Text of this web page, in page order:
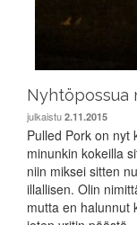
Nyhtöpossua
julkaistu 2.11.2015
Pulled Pork on nyt
minunkin kokeilla
niin miksei sitten
illallisen. Olin
mutta en halunnut